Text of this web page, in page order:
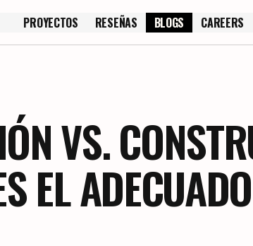
PROYECTOS
PROYECTOS
RESEÑAS
RESEÑAS
BLOGS
CAREERS
CAREERS
VS.
EL